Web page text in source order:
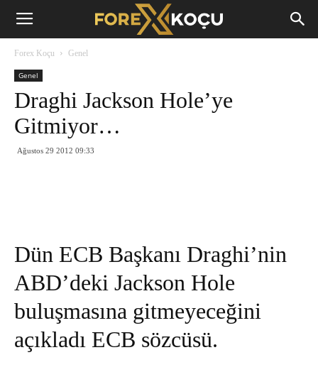
Forex
Forex Koçu Genel
Genel
Draghi Jackson Hole’ye
Gitmiyor…
Ağustos 29 2012 09:33
Dün ECB Başkanı Draghi’nin
ABD’deki Jackson Hole
buluşmasına gitmeyeceğini
açıkladı ECB sözcüsü.